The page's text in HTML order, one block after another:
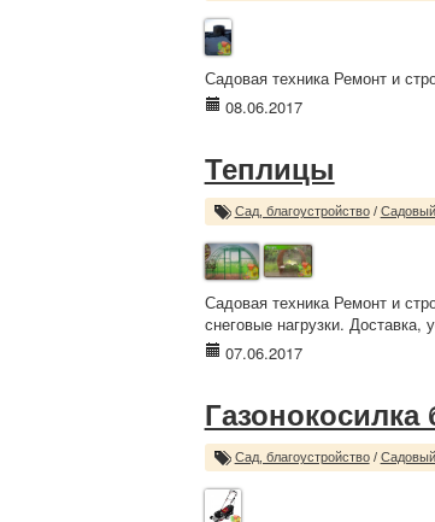
Садовая техника Ремонт и
08.06.2017
Теплицы
Сад, благоустройство/
Садовая техника Ремонт и
снеговые нагрузки. Доставка,
07.06.2017
Газонокосилка
Сад, благоустройство/